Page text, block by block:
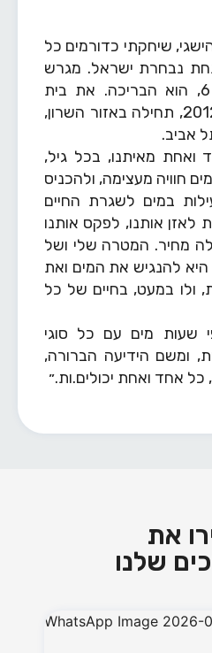
שיחקתי כדורמים כל
נבחרת ישראל. מגרש
המשחקים שלי מגיל 6, הוא הבריכה. את בית
הספר הקמתי בשנת 2012, תחילה באזור השרון,
אביב.
ואחת מאיתנו, בכל גיל,
חוויה מעצימה, ולהכניס
במים לשגרת החיים
לאזן אותנו, לפקס אותנו
לה מחיר. המטרה שלי ושל
להנגיש את המים ואת
ולו במעט, בחיים של כל
שעות מים עם כל סוגי
ומשם הידיעה הברורה,
אחד ואחת יכולים.ות.״
את
שלנו